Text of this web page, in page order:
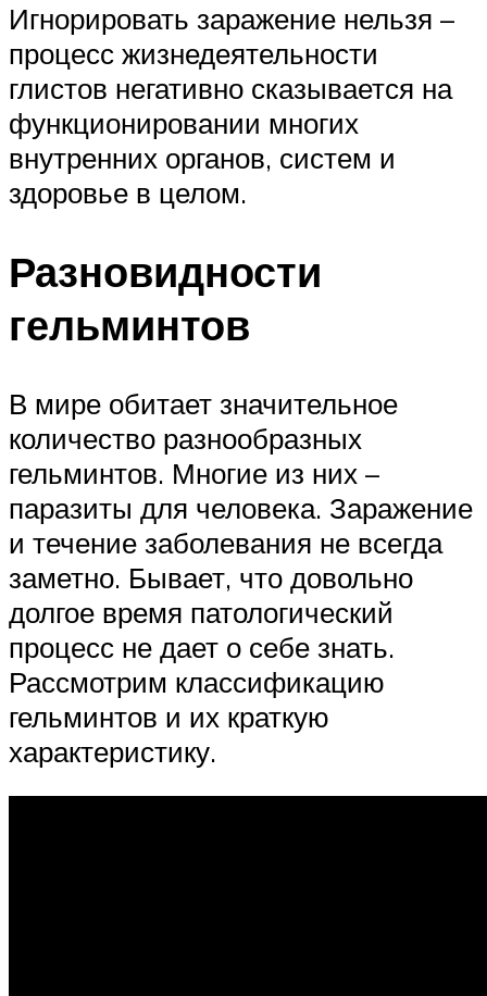
Игнорировать заражение нельзя –
процесс жизнедеятельности
глистов негативно сказывается на
функционировании многих
внутренних органов, систем и
здоровье в целом.
Разновидности
гельминтов
В мире обитает значительное
количество разнообразных
гельминтов. Многие из них –
паразиты для человека. Заражение
и течение заболевания не всегда
заметно. Бывает, что довольно
долгое время патологический
процесс не дает о себе знать.
Рассмотрим классификацию
гельминтов и их краткую
характеристику.